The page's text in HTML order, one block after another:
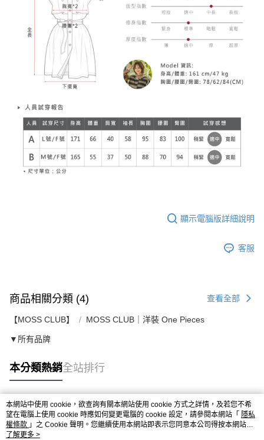
顯示電腦版詳細說明
客服
商品相關分類 (4) 查看全部
【MOSS CLUB】 MOSS CLUB｜洋裝 One Pieces
▼所有品牌
本分類熱銷全站排行
熱門標籤
本網站中使用 cookie，欲查詢有關本網站使用 cookie 方式之詳情，及若您不希
望在電腦上使用 cookie 時應如何變更電腦的 cookie 設定，請參閱本網站「 隱私
權條款 」之 Cookie 聲明。您繼續使用本網站即表示您同意本公司得按本網站使
用條款之 Cookie 聲明使用 cookie。
了解更多 >